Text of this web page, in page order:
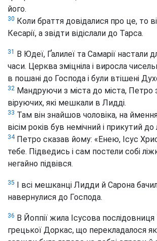
його.
30 Коли браття довідалися про це, то
Кесарії, а звідти відіслали до Тарса.
31
В Юдеї, Ґалилеї та Самарії настали
часи. Церква зміцніла і виросла
в пошані до Господа і були втішені
32 Мандруючи з міста до міста, Петро
віруючих, які мешкали в Лидді.
33 Там він знайшов чоловіка, на
вісім років був немічний і прикутий до
34Петро сказав йому: «Енею, Ісус
тебе. Підведись і сам постели собі
негайно підвівся.
35 І всі мешканці Лидди й Сарона
навернулися до Господа.
36 В Йоппії жила Ісусова послідовниця
грецької Доркас, що перекладалося